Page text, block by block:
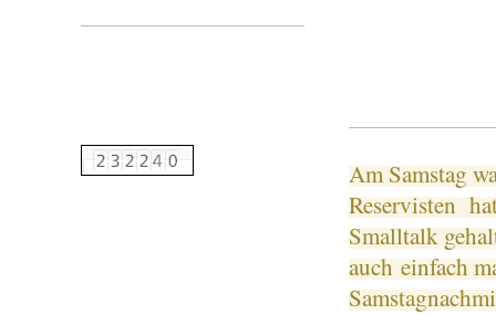
Am Samstag
Reservisten
Smalltalk
auch einfach